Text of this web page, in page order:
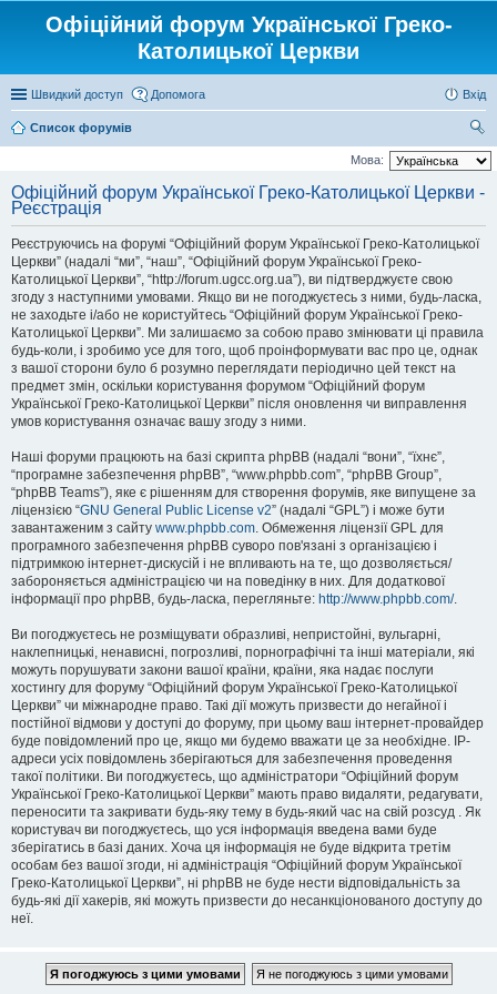
Офіційний форум Української Греко-
Католицької Церкви
Швидкий доступ Допомога Вхід
Список форумів
ош
Мова:
Офіційний форум Української Греко-Католицької Церкви -
Реєстрація
Реєструючись на форумі “Офіційний форум Української Греко-Католицької
Церкви” (надалі “ми”, “наш”, “Офіційний форум Української Греко-
Католицької Церкви”, “http://forum.ugcc.org.ua”), ви підтверджуєте свою
згоду з наступними умовами. Якщо ви не погоджуєтесь з ними, будь-ласка,
не заходьте і/або не користуйтесь “Офіційний форум Української Греко-
Католицької Церкви”. Ми залишаємо за собою право змінювати ці правила
будь-коли, і зробимо усе для того, щоб проінформувати вас про це, однак
з вашої сторони було б розумно переглядати періодично цей текст на
предмет змін, оскільки користування форумом “Офіційний форум
Української Греко-Католицької Церкви” після оновлення чи виправлення
умов користування означає вашу згоду з ними.
Наші форуми працюють на базі скрипта phpBB (надалі “вони”, “їхнє”,
“програмне забезпечення phpBB”, “www.phpbb.com”, “phpBB Group”,
“phpBB Teams”), яке є рішенням для створення форумів, яке випущене за
ліцензією “GNU General Public License v2” (надалі “GPL”) і може бути
завантаженим з сайту www.phpbb.com. Обмеження ліцензії GPL для
програмного забезпечення phpBB суворо пов'язані з організацією і
підтримкою інтернет-дискусій і не впливають на те, що дозволяється/
забороняється адміністрацією чи на поведінку в них. Для додаткової
інформації про phpBB, будь-ласка, перегляньте: http://www.phpbb.com/.
Ви погоджуєтесь не розміщувати образливі, непристойні, вульгарні,
наклепницькі, ненависні, погрозливі, порнографічні та інші матеріали, які
можуть порушувати закони вашої країни, країни, яка надає послуги
хостингу для форуму “Офіційний форум Української Греко-Католицької
Церкви” чи міжнародне право. Такі дії можуть призвести до негайної і
постійної відмови у доступі до форуму, при цьому ваш інтернет-провайдер
буде повідомлений про це, якщо ми будемо вважати це за необхідне. IP-
адреси усіх повідомлень зберігаються для забезпечення проведення
такої політики. Ви погоджуєтесь, що адміністратори “Офіційний форум
Української Греко-Католицької Церкви” мають право видаляти, редагувати,
переносити та закривати будь-яку тему в будь-який час на свій розсуд . Як
користувач ви погоджуєтесь, що уся інформація введена вами буде
зберігатись в базі даних. Хоча ця інформація не буде відкрита третім
особам без вашої згоди, ні адміністрація “Офіційний форум Української
Греко-Католицької Церкви”, ні phpBB не буде нести відповідальність за
будь-які дії хакерів, які можуть призвести до несанкціонованого доступу до
неї.